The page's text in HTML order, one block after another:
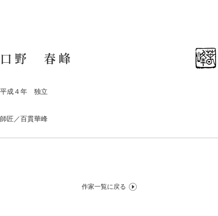
口野 春峰
平成４年 独立
師匠／百貫華峰
作家一覧に戻る